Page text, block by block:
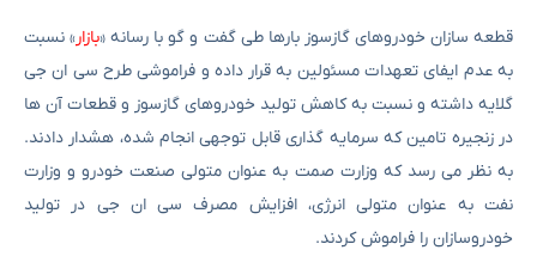
قطعه سازان خودروهای گازسوز بارها طی گفت و گو با رسانه «بازار» نسبت
به عدم ایفای تعهدات مسئولین به قرار داده و فراموشی طرح سی ان جی
گلایه داشته و نسبت به کاهش تولید خودروهای گازسوز و قطعات آن ها
در زنجیره تامین که سرمایه گذاری قابل توجهی انجام شده، هشدار دادند.
به نظر می رسد که وزارت صمت به عنوان متولی صنعت خودرو و وزارت
نفت به عنوان متولی انرژی، افزایش مصرف سی ان جی در تولید
خودروسازان را فراموش کردند.